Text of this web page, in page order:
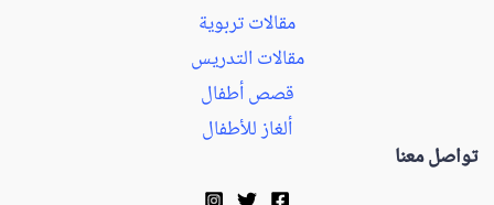
مقالات تربوية
مقالات التدريس
قصص أطفال
ألغاز للأطفال
تواصل معنا